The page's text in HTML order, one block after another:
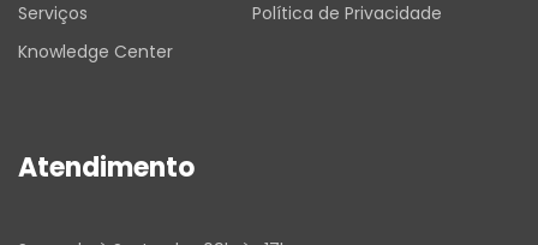
Serviços
Knowledge Center
Política de Privacidade
Atendimento